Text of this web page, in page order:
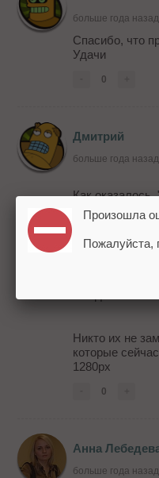
больше года назад
Спасибо, что
Удачи
0
Дмитрий
больше года назад
Как
Плохой тон
скрывать
из-за того,
тому же, не
Никто их не
которые
1280px
0
Анна
больше года назад
Произошла
Пожалуйста,